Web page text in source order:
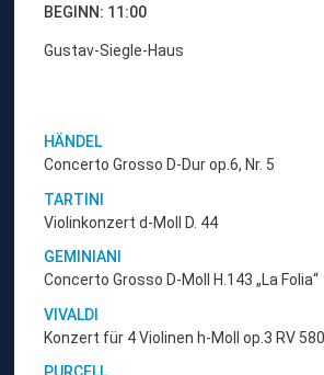
BEGINN: 11:00
Gustav-Siegle-Haus
HÄNDEL
Concerto Grosso D-Dur op.6, Nr. 5
TARTINI
Violinkonzert d-Moll D. 44
GEMINIANI
Concerto Grosso D-Moll H.143 „La Folia“
VIVALDI
Konzert für 4 Violinen h-Moll op.3 RV 580